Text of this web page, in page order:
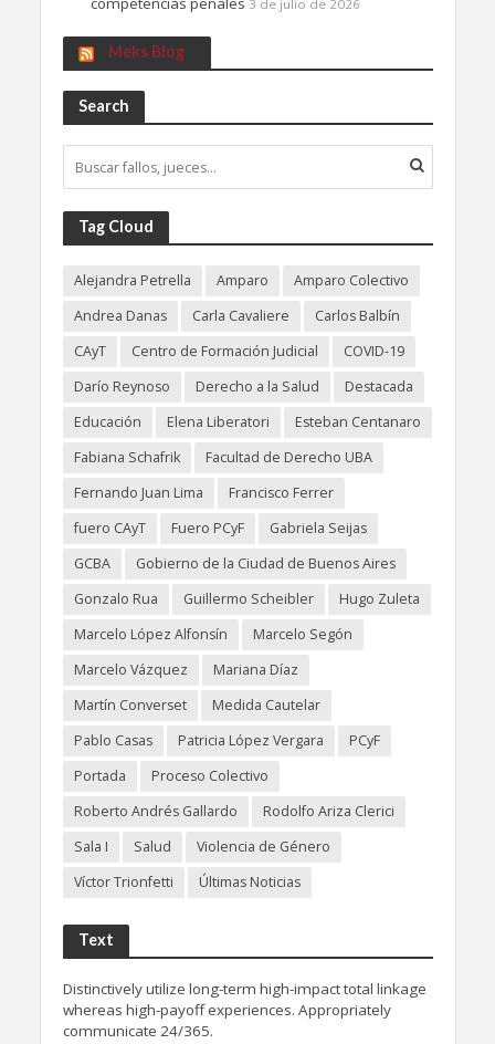
3 de julio de 2026
Meks Blog
Search
Tag Cloud
Alejandra Petrella Amparo
Amparo Colectivo
Andrea Danas
Carla Cavaliere
Carlos Balbín
CAyT
Centro de Formación Judicial
COVID-19
Darío Reynoso
Derecho a la Salud
Destacada
Educación
Elena Liberatori
Esteban Centanaro
Fabiana Schafrik
Facultad de Derecho UBA
Fernando Juan Lima
Francisco Ferrer
fuero CAyT
Fuero PCyF
Gabriela Seijas
GCBA
Gobierno de la Ciudad de Buenos Aires
Gonzalo Rua
Guillermo Scheibler
Hugo Zuleta
Marcelo López Alfonsín
Marcelo Segón
Marcelo Vázquez
Mariana Díaz
Martín Converset
Medida Cautelar
Pablo Casas
Patricia López Vergara
PCyF
Portada
Proceso Colectivo
Roberto Andrés Gallardo
Rodolfo Ariza Clerici
Sala I
Salud
Violencia de Género
Víctor Trionfetti
Últimas Noticias
Text
Distinctively utilize long-term high-impact total linkage
whereas high-payoff experiences. Appropriately
communicate 24/365.